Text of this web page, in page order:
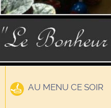
AU MENU CE SOIR